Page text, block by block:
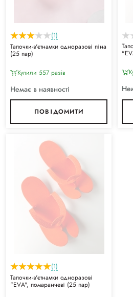
(1)
Тапочки-в'єтнамки одноразові піна
(25 пар)
Купили 557 разiв
Немає в наявності
ПОВІДОМИТИ
(1)
Тапочки-в'єтнамки одноразові
"ЕVА", помаранчеві (25 пар)